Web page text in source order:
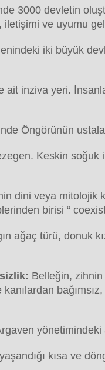
3000 devletin
iletişimi ve uyumu
iki büyük
ait inziva yeri.
Öngörünün
Keskin soğuk
dini veya mitolojik
birisi “
ağaç türü, donuk
Belleğin,
kısa ve